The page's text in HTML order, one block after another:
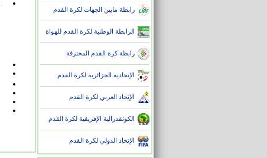
رابطة مابين الجهات لكرة القدم
الرابطة الوطنية لكرة القدم للهواة
رابطة كرة القدم المحترفة
الإتحادية الجزائرية لكرة القدم
الإتحاد العربي لكرة القدم
الكونفدرالية الإفريقية لكرة القدم
الإتحاد الدولي لكرة القدم